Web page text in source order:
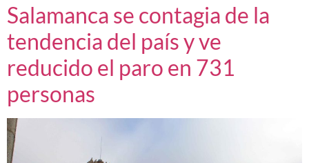
Salamanca se contagia de la
tendencia del país y ve
reducido el paro en 731
personas